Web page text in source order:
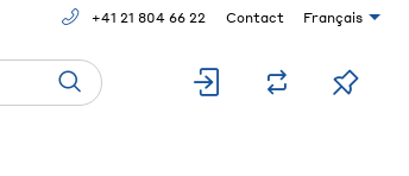
+41 21 804 66 22 Contact Français